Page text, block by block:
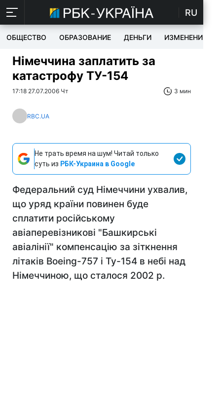
RU
ОБЩЕСТВО ОБРАЗОВАНИЕ ДЕНЬГИ ИЗМЕНЕНИЯ
Німеччина заплатить за
катастрофу ТУ-154
17:18 27.07.2006 Чт 3 мин
RBC.UA
Не трать время на шум! Читай только
суть из РБК-Украина в Google
Федеральний суд Німеччини ухвалив,
що уряд країни повинен буде
сплатити російському
авіаперевізникові "Башкирські
авіалінії" компенсацію за зіткнення
літаків Boeing-757 і Ту-154 в небі над
Німеччиною, що сталося 2002 р.